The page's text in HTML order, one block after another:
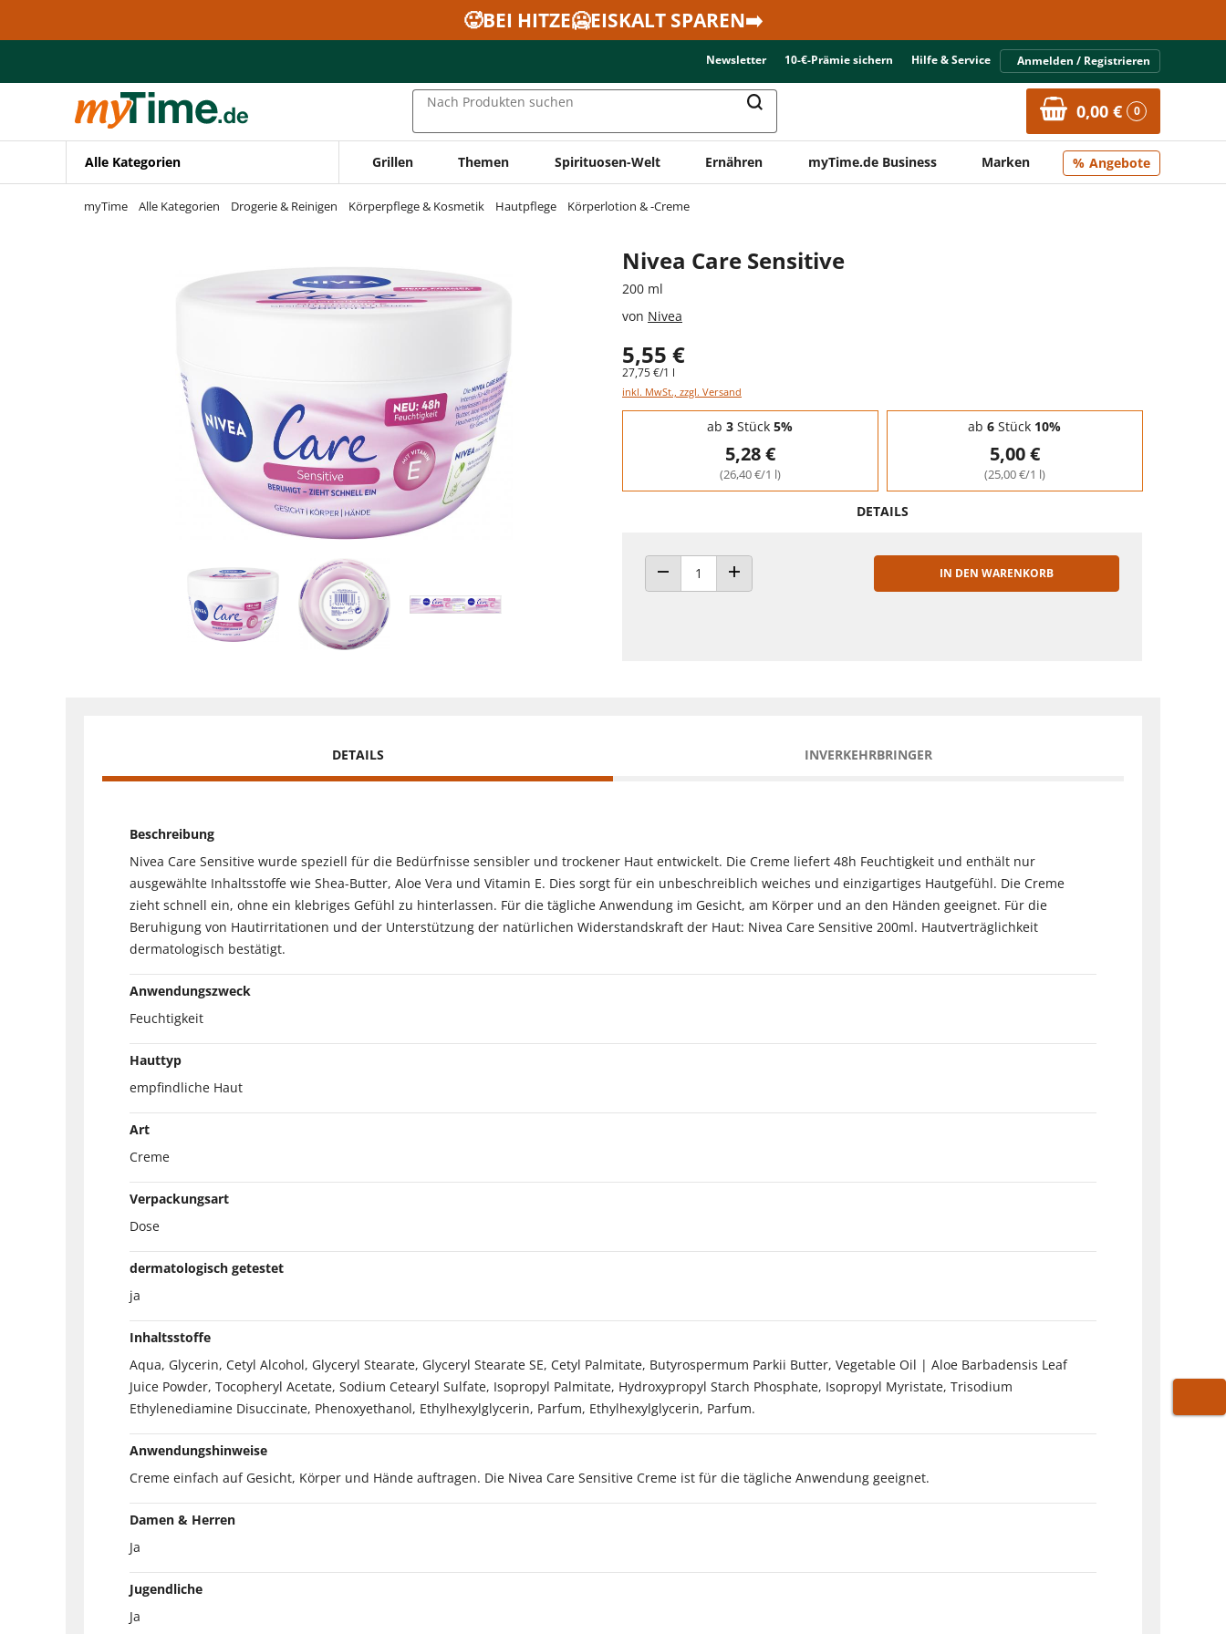
Zur Navigation springen
🥵BEI HITZE🥶EISKALT SPAREN➡️
Newsletter 10-€-Prämie sichern Hilfe & Service Anmelden / Registrieren
Nach Produkten suchen 0,00 € 0
Alle Kategorien Grillen Themen Spirituosen-Welt Ernähren myTime.de Business Marken Angebote
myTime Alle Kategorien Drogerie & Reinigen Körperpflege & Kosmetik Hautpflege Körperlotion & -Creme
Nivea Care Sensitive
200 ml
von Nivea
5,55 €
27,75 €/1 l
inkl. MwSt., zzgl. Versand
Staffelpreise - Mengenrabatt
ab 3 Stück 5%
5,28 €
(26,40 €/1 l)
ab 6 Stück 10%
5,00 €
(25,00 €/1 l)
DETAILS
ANZAHL VERRINGERNANZAHL ERHÖHEN
IN DEN WARENKORB
DETAILS INVERKEHRBRINGER
Beschreibung
Nivea Care Sensitive wurde speziell für die Bedürfnisse sensibler und trockener Haut entwickelt. Die Creme liefert 48h Feuchtigkeit und enthält nur
ausgewählte Inhaltsstoffe wie Shea-Butter, Aloe Vera und Vitamin E. Dies sorgt für ein unbeschreiblich weiches und einzigartiges Hautgefühl. Die Creme
zieht schnell ein, ohne ein klebriges Gefühl zu hinterlassen. Für die tägliche Anwendung im Gesicht, am Körper und an den Händen geeignet. Für die
Beruhigung von Hautirritationen und der Unterstützung der natürlichen Widerstandskraft der Haut: Nivea Care Sensitive 200ml. Hautverträglichkeit
dermatologisch bestätigt.
Anwendungszweck
Feuchtigkeit
Hauttyp
empfindliche Haut
Art
Creme
Verpackungsart
Dose
dermatologisch getestet
ja
Inhaltsstoffe
Aqua, Glycerin, Cetyl Alcohol, Glyceryl Stearate, Glyceryl Stearate SE, Cetyl Palmitate, Butyrospermum Parkii Butter, Vegetable Oil | Aloe Barbadensis Leaf
Juice Powder, Tocopheryl Acetate, Sodium Cetearyl Sulfate, Isopropyl Palmitate, Hydroxypropyl Starch Phosphate, Isopropyl Myristate, Trisodium
Ethylenediamine Disuccinate, Phenoxyethanol, Ethylhexylglycerin, Parfum, Ethylhexylglycerin, Parfum.
Anwendungshinweise
Creme einfach auf Gesicht, Körper und Hände auftragen. Die Nivea Care Sensitive Creme ist für die tägliche Anwendung geeignet.
Damen & Herren
Ja
Jugendliche
Ja